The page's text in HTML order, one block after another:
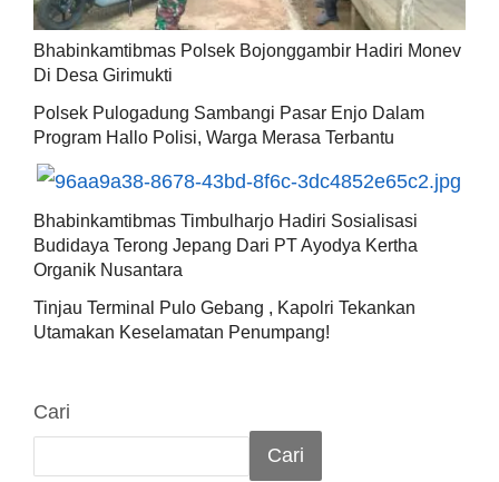
Bhabinkamtibmas Polsek Bojonggambir Hadiri Monev
Di Desa Girimukti
Polsek Pulogadung Sambangi Pasar Enjo Dalam
Program Hallo Polisi, Warga Merasa Terbantu
Bhabinkamtibmas Timbulharjo Hadiri Sosialisasi
Budidaya Terong Jepang Dari PT Ayodya Kertha
Organik Nusantara
Tinjau Terminal Pulo Gebang , Kapolri Tekankan
Utamakan Keselamatan Penumpang!
Cari
Cari